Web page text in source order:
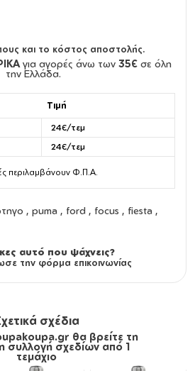
και το κόστος αποστολής.
για αγορές άνω των 35€ σε όλη
την Ελλάδα.
Τιμή
24€/τεμ
24€/τεμ
περιλαμβάνουν Φ.Π.Α.
, puma , ford , focus , fiesta ,
αυτό που ψάχνεις?
την φόρμα επικοινωνίας
σχέδια
θα βρείτε τη
συλλογή σχεδίων από 1
τεμάχιο